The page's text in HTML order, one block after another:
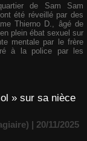
de Sam Sam
été réveillé par des
Thierno D., âgé de
plein ébat sexuel sur
mentale par le frère
à la police par les
» sur sa nièce
| 20/11/2025